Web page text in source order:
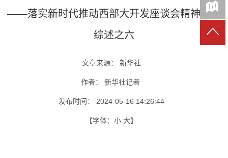
——落实新时代推动西部大开发座谈会精神系列
综述之六
文章来源： 新华社
作者： 新华社记者
发布时间： 2024-05-16 14:26:44
【字体： 小 大】